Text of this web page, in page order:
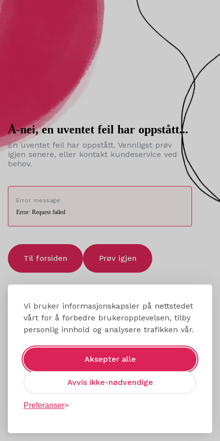
Vi bruker informasjonskapsler på nettstedet
vårt for å forbedre brukeropplevelsen, tilby
personlig innhold og analysere trafikken vår.
Aksepter alle
Avvis ikke-nødvendige
Preferanser
Å-nei, en uventet feil har oppstått...
En uventet feil har oppstått. Vennligst prøv
igjen senere, eller kontakt kundeservice ved
behov.
Error message:
Error: Request failed
Til forsiden Prøv igjen